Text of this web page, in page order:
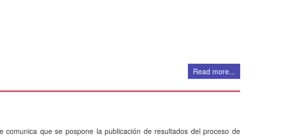
Read more...
comunica que se pospone la publicación de resultados del proceso de